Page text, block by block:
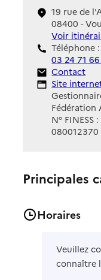
19 rue de
08400 -
Voir
Téléphone :
03 24 71
Contact
Contact
Site
Site
Fédération
N° FINESS :
080012370
Principales
Horaires
Veuillez
connaître